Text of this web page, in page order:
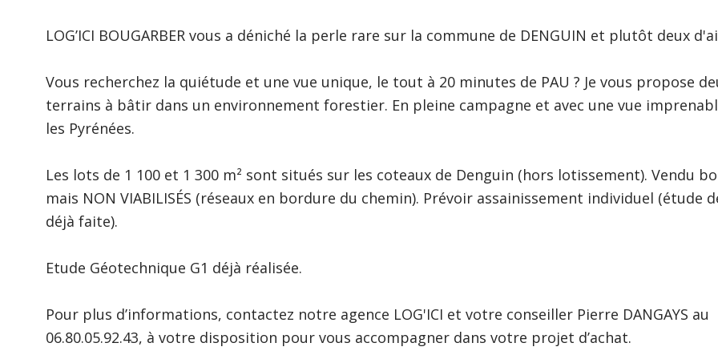
LOG’ICI BOUGARBER vous a déniché la perle rare sur la commune de DENGUIN et plutôt deux
Vous recherchez la quiétude et une vue unique, le tout à 20 minutes de PAU ? Je vous propose
terrains à bâtir dans un environnement forestier. En pleine campagne et avec une vue
les Pyrénées.
Les lots de 1 100 et 1 300 m² sont situés sur les coteaux de Denguin (hors lotissement). Vendu
mais NON VIABILISÉS (réseaux en bordure du chemin). Prévoir assainissement individuel (étude
déjà faite).
Etude Géotechnique G1 déjà réalisée.
Pour plus d’informations, contactez notre agence LOG'ICI et votre conseiller Pierre DANGAYS au
06.80.05.92.43, à votre disposition pour vous accompagner dans votre projet d’achat.